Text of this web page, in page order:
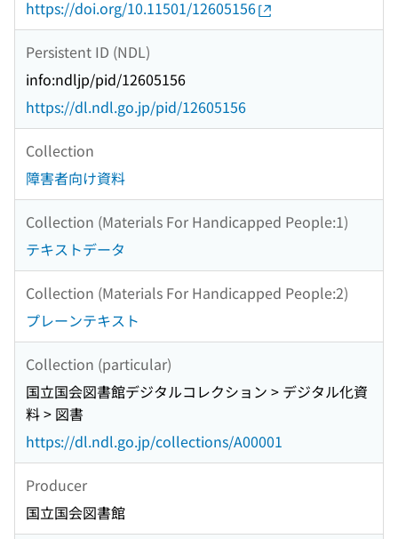
https://doi.org/10.11501/12605156
Persistent ID (NDL)
info:ndljp/pid/12605156
https://dl.ndl.go.jp/pid/12605156
Collection
障害者向け資料
Collection (Materials For Handicapped People:1)
テキストデータ
Collection (Materials For Handicapped People:2)
プレーンテキスト
Collection (particular)
国立国会図書館デジタルコレクション > デジタル化資
料 > 図書
https://dl.ndl.go.jp/collections/A00001
Producer
国立国会図書館